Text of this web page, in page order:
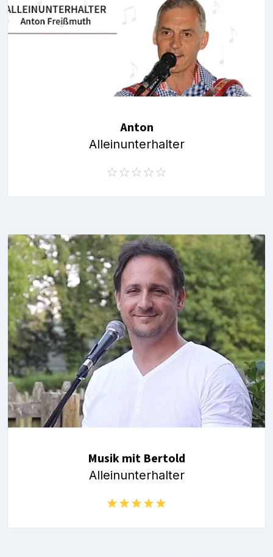
Anton
Alleinunterhalter
Musik mit Bertold
Alleinunterhalter